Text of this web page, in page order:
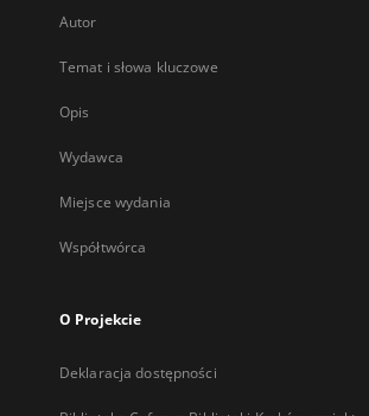
Autor
Temat i słowa kluczowe
Opis
Wydawca
Miejsce wydania
Współtwórca
O Projekcie
Deklaracja dostępności